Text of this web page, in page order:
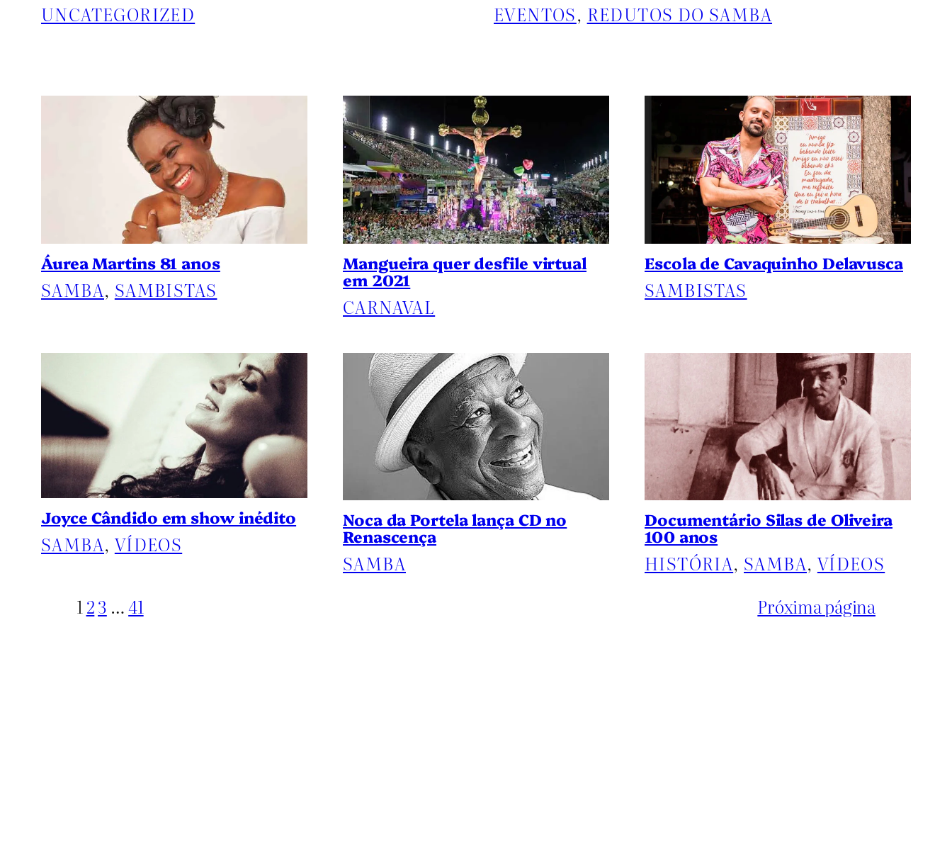
UNCATEGORIZED EVENTOS, REDUTOS DO SAMBA
Áurea Martins 81 anos
SAMBA, SAMBISTAS
Mangueira quer desfile virtual
em 2021
CARNAVAL
Escola de Cavaquinho Delavusca
SAMBISTAS
Joyce Cândido em show inédito
SAMBA, VÍDEOS
Noca da Portela lança CD no
Renascença
SAMBA
Documentário Silas de Oliveira
100 anos
HISTÓRIA, SAMBA, VÍDEOS
123 …41 Próxima página